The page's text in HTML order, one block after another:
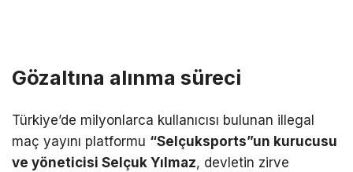
Gözaltına alınma süreci
Türkiye’de milyonlarca kullanıcısı bulunan illegal
maç yayını platformu “Selçuksports”un kurucusu
ve yöneticisi Selçuk Yılmaz, devletin zirve